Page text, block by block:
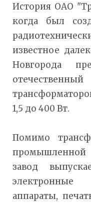
История ОАО
когда был
известное
Новгорода
1,5 до 400 Вт.
Помимо
промышленной
завод
аппараты,